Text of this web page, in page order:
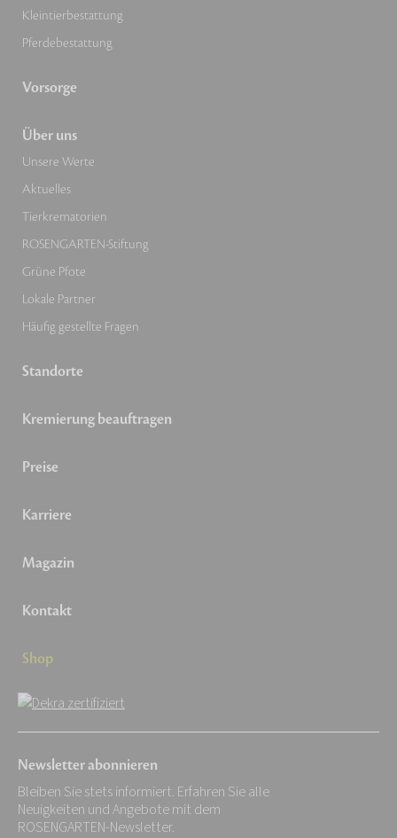
Kleintierbestattung
Pferdebestattung
Vorsorge
Über uns
Unsere Werte
Aktuelles
Tierkrematorien
ROSENGARTEN-Stiftung
Grüne Pfote
Lokale Partner
Häufig gestellte Fragen
Standorte
Kremierung beauftragen
Preise
Karriere
Magazin
Kontakt
Shop
Newsletter abonnieren
Bleiben Sie stets informiert. Erfahren Sie alle
Neuigkeiten und Angebote mit dem
ROSENGARTEN-Newsletter.